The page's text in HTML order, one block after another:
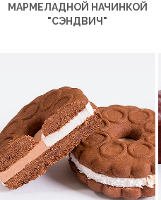
МАРМЕЛАДНОЙ НАЧИНКОЙ
"СЭНДВИЧ"